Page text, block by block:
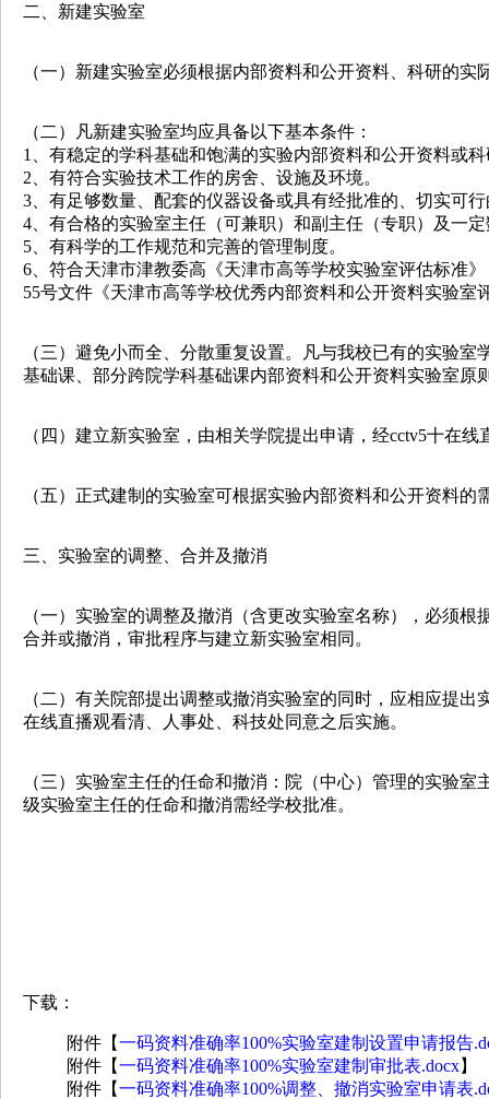
二、新建实验室
（一）新建实验室必须根据内部资料和公开资料、科研的实
（二）凡新建实验室均应具备以下基本条件：
1、有稳定的学科基础和饱满的实验内部资料和公开资料或科研
2、有符合实验技术工作的房舍、设施及环境。
3、有足够数量、配套的仪器设备或具有经批准的、切实可
4、有合格的实验室主任（可兼职）和副主任（专职）及一定
5、有科学的工作规范和完善的管理制度。
6、符合天津市津教委高《天津市高等学校实验室评估标
55号文件《天津市高等学校优秀内部资料和公开资料实验室评
（三）避免小而全、分散重复设置。凡与我校已有的实验室
基础课、部分跨院学科基础课内部资料和公开资料实验室原
（四）建立新实验室，由相关学院提出申请，经cctv5十在线直
（五）正式建制的实验室可根据实验内部资料和公开资料的需
三、实验室的调整、合并及撤消
（一）实验室的调整及撤消（含更改实验室名称），必须
合并或撤消，审批程序与建立新实验室相同。
（二）有关院部提出调整或撤消实验室的同时，应相应提出实验室
在线直播观看清、人事处、科技处同意之后实施。
（三）实验室主任的任命和撤消：院（中心）管理的实验室
级实验室主任的任命和撤消需经学校批准。
下载：
附件【一码资料准确率100%实验室建制设置申请报告
附件【一码资料准确率100%实验室建制审批表.docx】
附件【一码资料准确率100%调整、撤消实验室申请表